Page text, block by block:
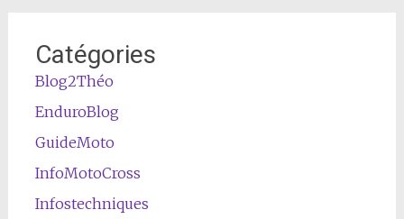
Catégories
Blog2Théo
EnduroBlog
GuideMoto
InfoMotoCross
Infostechniques